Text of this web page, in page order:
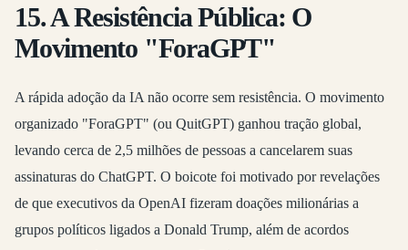
15. A Resistência Pública: O
Movimento "ForaGPT"
A rápida adoção da IA não ocorre sem resistência. O movimento
organizado "ForaGPT" (ou QuitGPT) ganhou tração global,
levando cerca de 2,5 milhões de pessoas a cancelarem suas
assinaturas do ChatGPT. O boicote foi motivado por revelações
de que executivos da OpenAI fizeram doações milionárias a
grupos políticos ligados a Donald Trump, além de acordos